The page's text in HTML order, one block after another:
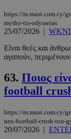
https://m.must.com.cy/
mytho-tis-odysseias
25/07/2026 |
Είναι θεές και
αγαπούν,
63. Ποιος
football
https://m.must.com.cy/
neo-football-crush-ton-
20/07/2026 |